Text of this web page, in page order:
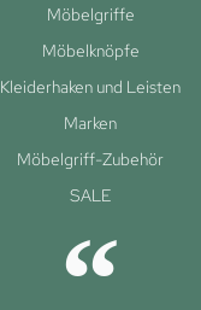
Möbelgriffe
Möbelknöpfe
Kleiderhaken und Leisten
Marken
Möbelgriff-Zubehör
SALE